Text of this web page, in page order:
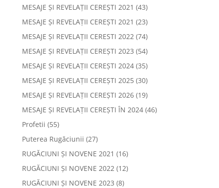
MESAJE ȘI REVELAȚII CEREȘTI 2021 (43)
MESAJE ȘI REVELAȚII CEREȘTI 2021 (23)
MESAJE ȘI REVELAȚII CERESTI 2022 (74)
MESAJE ȘI REVELAȚII CEREȘTI 2023 (54)
MESAJE ȘI REVELAȚII CEREȘTI 2024(35)
MESAJE ȘI REVELAȚII CEREȘTI 2025(30)
MESAJE ȘI REVELAȚII CEREȘTI 2026(19)
MESAJE ȘI REVELAȚII CEREȘTI ÎN 2024(46)
Profetii (55)
Puterea Rugăciunii (27)
RUGĂCIUNI ȘI NOVENE 2021 (16)
RUGĂCIUNI ȘI NOVENE 2022 (12)
RUGĂCIUNI ȘI NOVENE 2023 (8)